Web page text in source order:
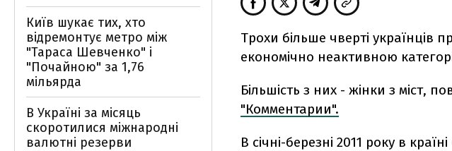
Трохи більше чверті українців
економічно неактивною
Більшість з них - жінки з міст,
"Комментарии".
В січні-березні 2011 року в
Київ шукає тих, хто
відремонтує метро між
"Тараса Шевченко" і
"Почайною" за 1,76
мільярда
В Україні за місяць
скоротилися міжнародні
валютні резерви